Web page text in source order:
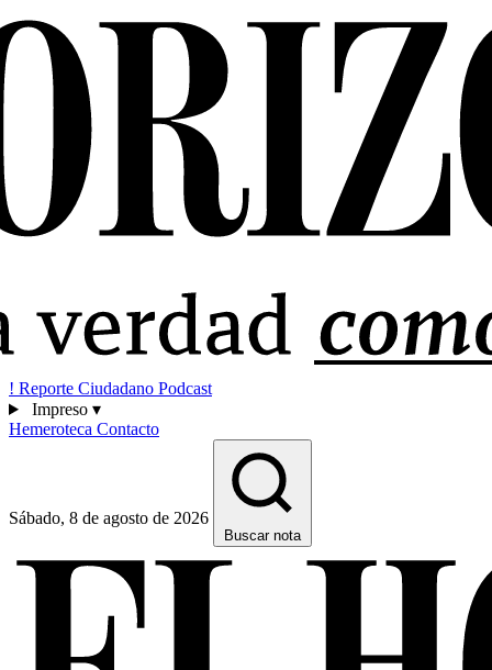
! Reporte Ciudadano Podcast
Impreso ▾
Hemeroteca Contacto
Sábado, 8 de agosto de 2026
Buscar nota